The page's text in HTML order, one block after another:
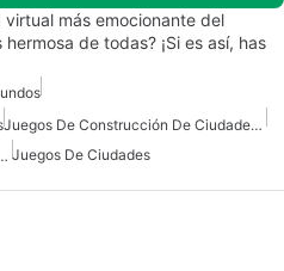
más emocionante del
de todas? ¡Si es así, has
Juegos De Construcción De Ciudades Gratis
Ciudades Para Iphone Juegos De Ciudades